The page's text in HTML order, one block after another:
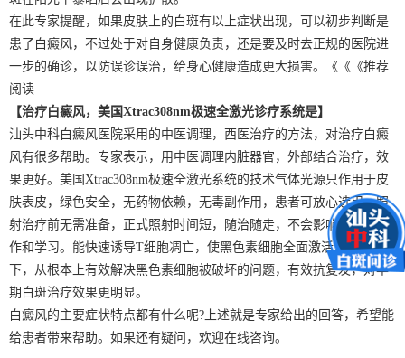
在此专家提醒，如果皮肤上的白斑有以上症状出现，可以初步判断是
患了白癜风，不过处于对自身健康负责，还是要及时去正规的医院进
一步的确诊，以防误诊误治，给身心健康造成更大损害。《《《推荐
阅读
【治疗白癜风，美国Xtrac308nm极速全激光诊疗系统是】
汕头中科白癜风医院采用的中医调理，西医治疗的方法，对治疗白癜
风有很多帮助。专家表示，用中医调理内脏器官，外部结合治疗，效
果更好。美国Xtrac308nm极速全激光系统的技术气体光源只作用于皮
肤表皮，绿色安全，无药物依赖，无毒副作用，患者可放心选用。照
射治疗前无需准备，正式照射时间短，随治随走，不会影响患者的工
作和学习。能快速诱导T细胞凋亡，使黑色素细胞全面激活，双管齐
下，从根本上有效解决黑色素细胞被破坏的问题，有效抗复发，对早
期白斑治疗效果更明显。
白癜风的主要症状特点都有什么呢?上述就是专家给出的回答，希望能
给患者带来帮助。如果还有疑问，欢迎在线咨询。